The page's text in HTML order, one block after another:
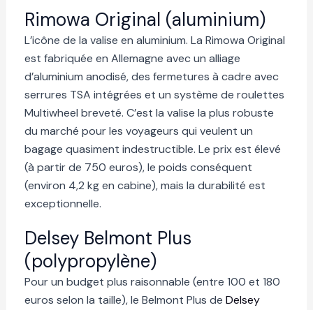
Rimowa Original (aluminium)
L’icône de la valise en aluminium. La Rimowa Original
est fabriquée en Allemagne avec un alliage
d’aluminium anodisé, des fermetures à cadre avec
serrures TSA intégrées et un système de roulettes
Multiwheel breveté. C’est la valise la plus robuste
du marché pour les voyageurs qui veulent un
bagage quasiment indestructible. Le prix est élevé
(à partir de 750 euros), le poids conséquent
(environ 4,2 kg en cabine), mais la durabilité est
exceptionnelle.
Delsey Belmont Plus
(polypropylène)
Pour un budget plus raisonnable (entre 100 et 180
euros selon la taille), le Belmont Plus de Delsey